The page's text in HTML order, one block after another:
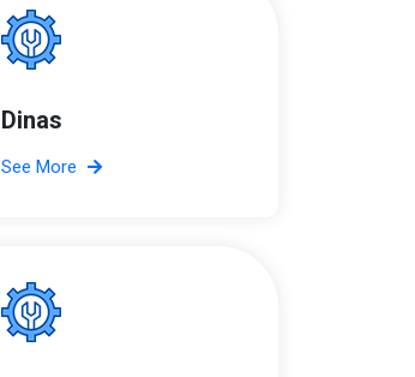
Dinas
See More